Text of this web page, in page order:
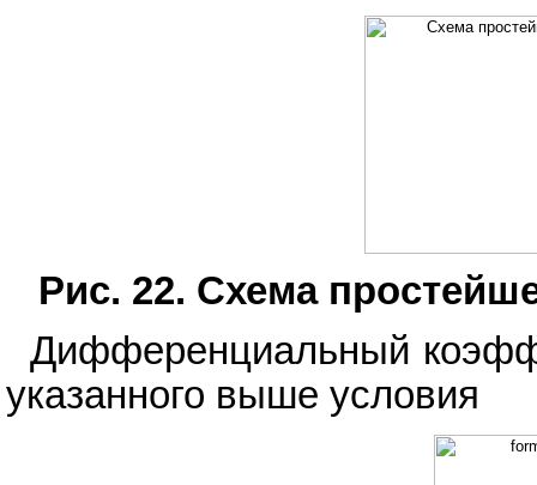
Рис. 22. Схема
Дифференциальный
указанного выше условия